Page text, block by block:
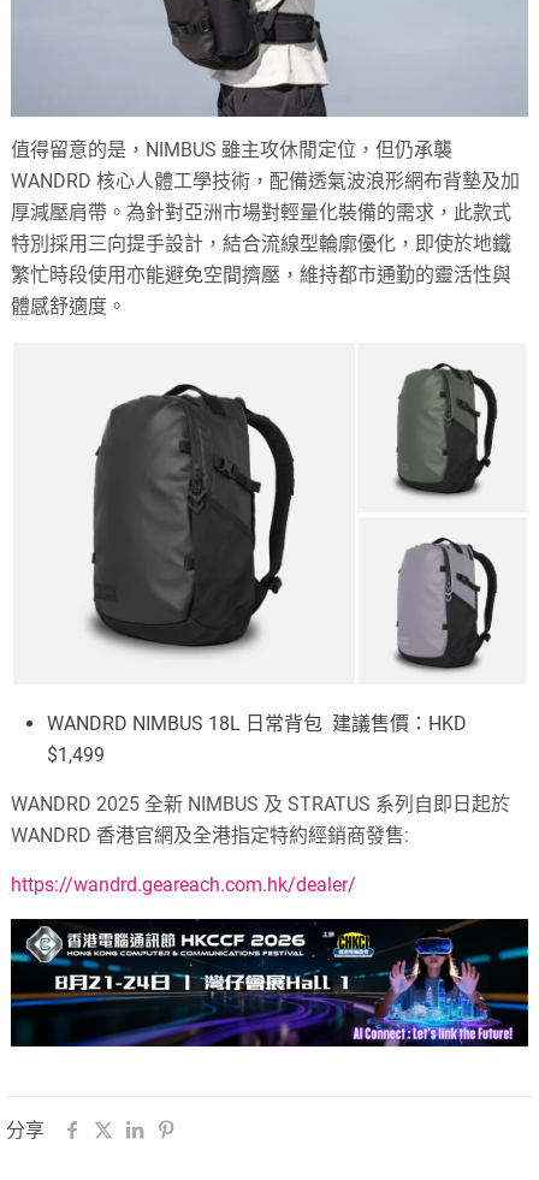
值得留意的是，NIMBUS 雖主攻休閒定位，但仍承襲
WANDRD 核心人體工學技術，配備透氣波浪形網布背墊及加
厚減壓肩帶。為針對亞洲市場對輕量化裝備的需求，此款式
特別採用三向提手設計，結合流線型輪廓優化，即使於地鐵
繁忙時段使用亦能避免空間擠壓，維持都市通勤的靈活性與
體感舒適度。
WANDRD NIMBUS 18L 日常背包 建議售價：HKD
$1,499
WANDRD 2025 全新 NIMBUS 及 STRATUS 系列自即日起於
WANDRD 香港官網及全港指定特約經銷商發售:
https://wandrd.geareach.com.hk/dealer/
分享